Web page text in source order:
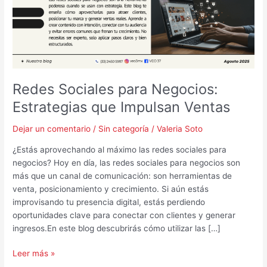
Redes Sociales para Negocios:
Estrategias que Impulsan Ventas
Dejar un comentario / Sin categoría /Valeria Soto
¿Estás aprovechando al máximo las redes sociales para
negocios? Hoy en día, las redes sociales para negocios son
más que un canal de comunicación: son herramientas de
venta, posicionamiento y crecimiento. Si aún estás
improvisando tu presencia digital, estás perdiendo
oportunidades clave para conectar con clientes y generar
ingresos.En este blog descubrirás cómo utilizar las […]
Impulsan
Ventas
Leer más »